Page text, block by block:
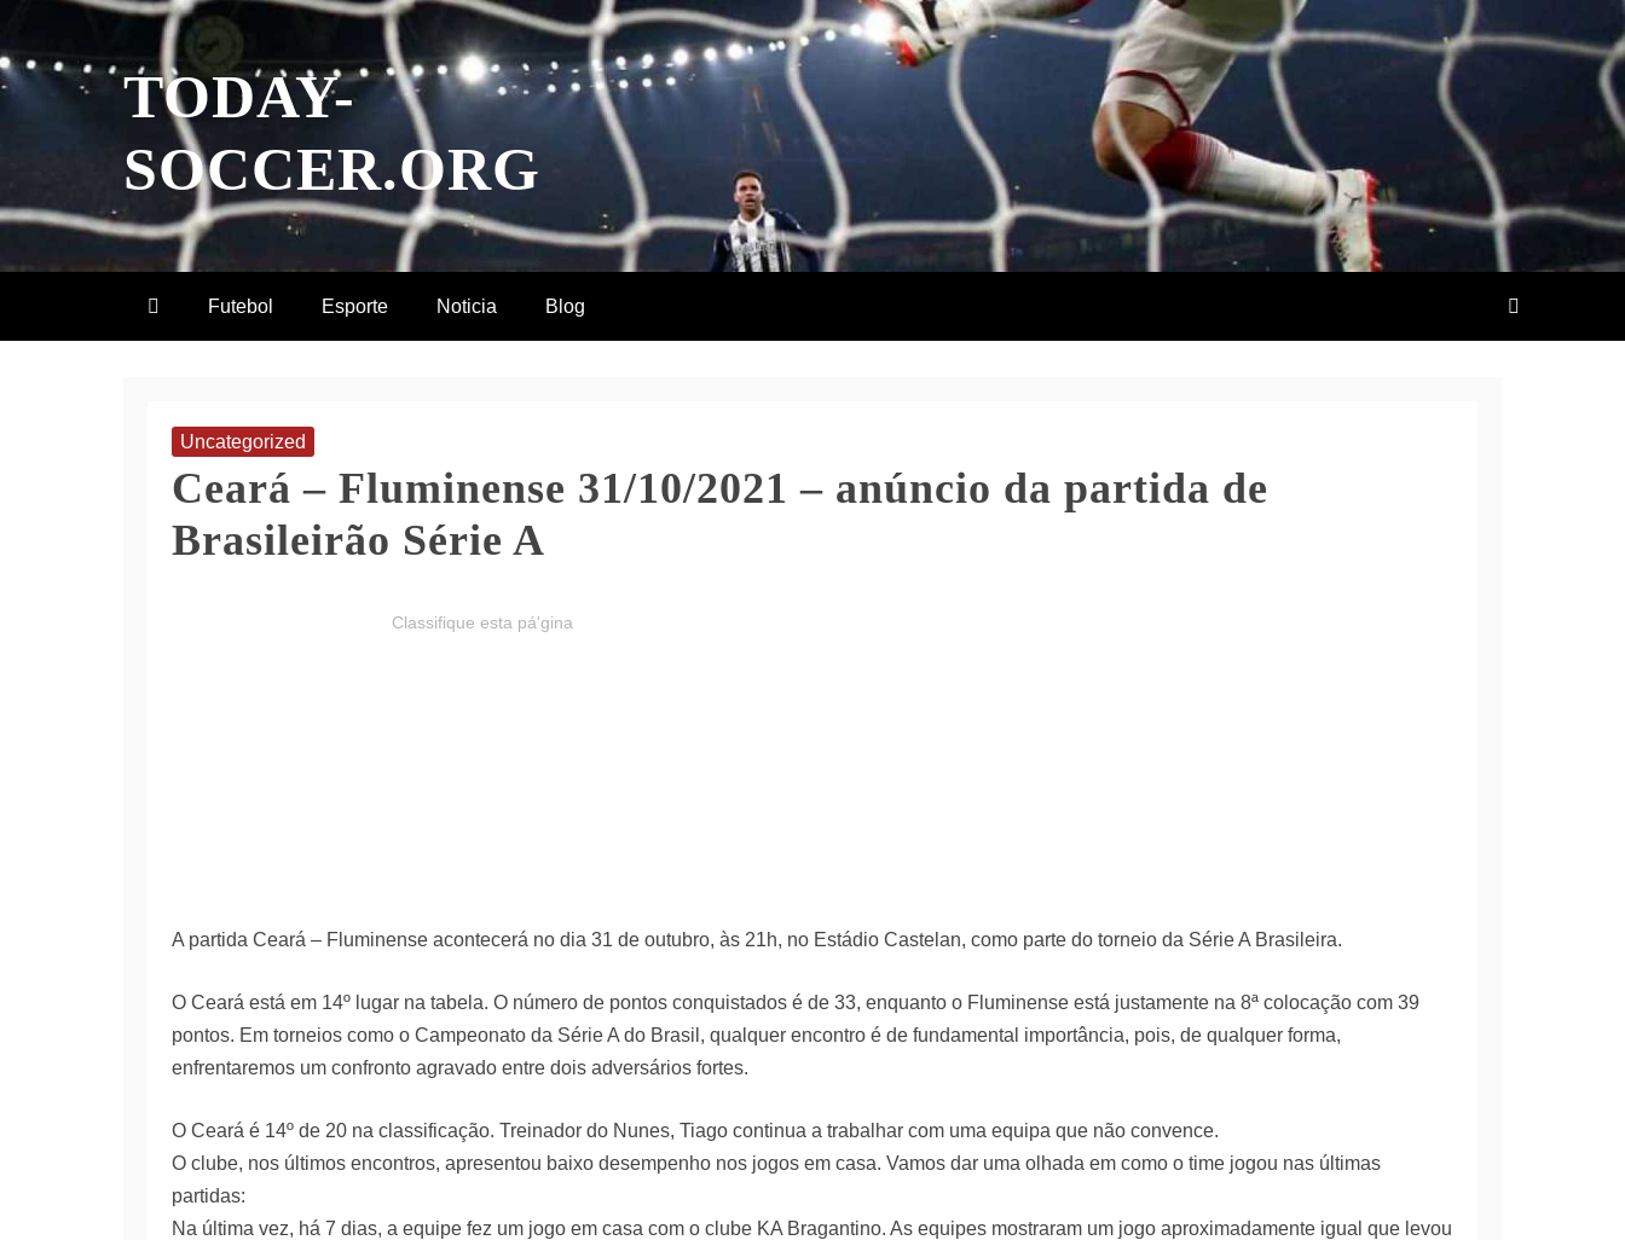
to
content
TODAY-
SOCCER.ORG
Futebol Esporte Noticia Blog
Uncategorized
Ceará – Fluminense 31/10/2021 – anúncio da partida de
Brasileirão Série A
Classifique esta pá'gina
A partida Ceará – Fluminense acontecerá no dia 31 de outubro, às 21h, no Estádio Castelan, como parte do torneio da Série A Brasileira.
O Ceará está em 14º lugar na tabela. O número de pontos conquistados é de 33, enquanto o Fluminense está justamente na 8ª colocação com 39
pontos. Em torneios como o Campeonato da Série A do Brasil, qualquer encontro é de fundamental importância, pois, de qualquer forma,
enfrentaremos um confronto agravado entre dois adversários fortes.
O Ceará é 14º de 20 na classificação. Treinador do Nunes, Tiago continua a trabalhar com uma equipa que não convence.
O clube, nos últimos encontros, apresentou baixo desempenho nos jogos em casa. Vamos dar uma olhada em como o time jogou nas últimas
partidas:
Na última vez, há 7 dias, a equipe fez um jogo em casa com o clube KA Bragantino. As equipes mostraram um jogo aproximadamente igual que levou